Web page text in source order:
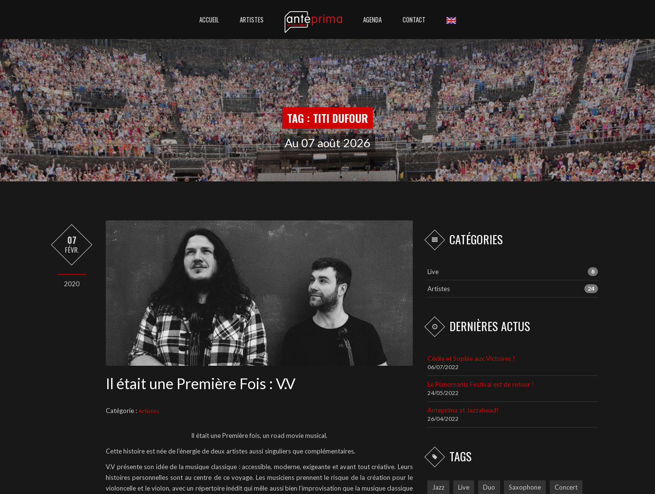
ACCUEIL ARTISTES AGENDA CONTACT
TAG : TITI DUFOUR
Au 07 août 2026
07
FÉVR.
2020
Il était une Première Fois : V.V
Catégorie : Artistes
Il était une Première fois, un road movie musical.
Cette histoire est née de l’énergie de deux artistes aussi singuliers que complémentaires.
V.V présente son idée de la musique classique : accessible, moderne, exigeante et avant tout créative. Leurs
histoires personnelles sont au centre de ce voyage. Les musiciens prennent le risque de la création pour le
violoncelle et le violon, avec un répertoire inédit qui mêle aussi bien l’improvisation que la musique classique
CATÉGORIES
Live 8
Artistes 24
DERNIÈRES ACTUS
Cécile et Sophie aux Victoires !
06/07/2022
Le Pianomania Festival est de retour !
24/05/2022
Anteprima at Jazzahead!
26/04/2022
TAGS
Jazz Live Duo Saxophone Concert